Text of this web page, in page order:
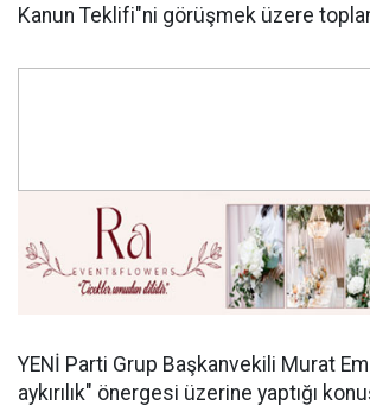
Kanun Teklifi"ni görüşmek üzere
YENİ Parti Grup Başkanvekili Murat
aykırılık" önergesi üzerine yaptığı